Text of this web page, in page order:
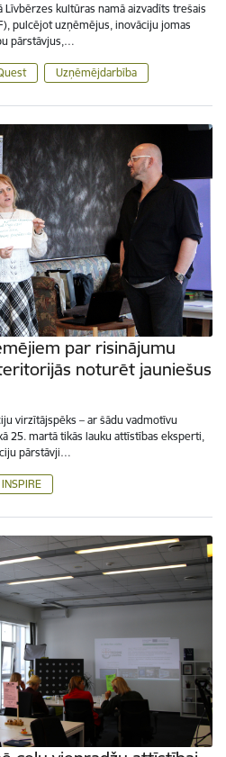
kultūras namā aizvadīts trešais
pulcējot uzņēmējus, inovāciju jomas
pārstāvjus,…
Uzņēmējdarbība
par risinājumu
noturēt jauniešus
virzītājspēks – ar šādu vadmotīvu
25. martā tikās lauku attīstības eksperti,
pārstāvji…